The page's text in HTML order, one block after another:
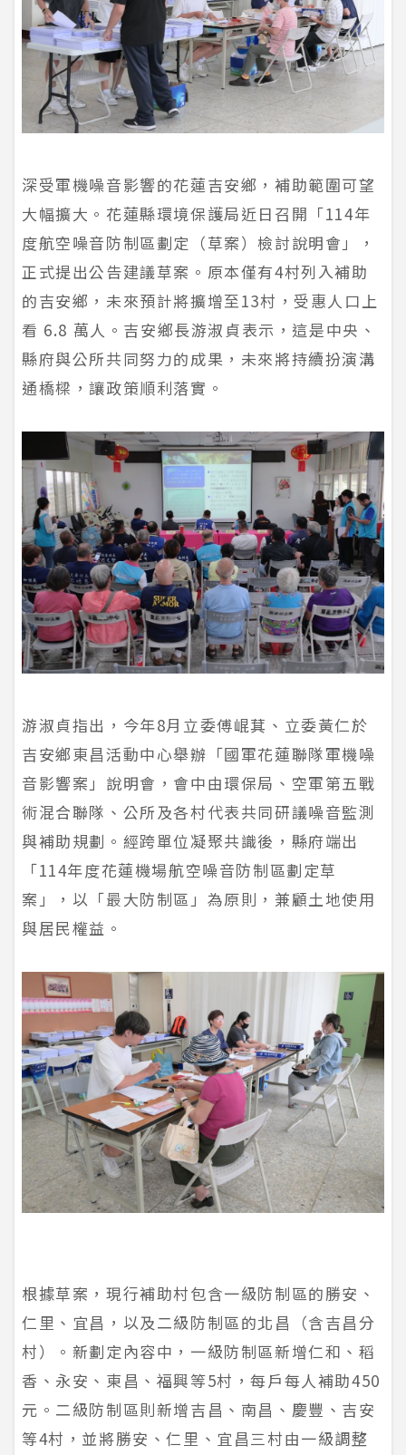
深受軍機噪音影響的花蓮吉安鄉，補助範圍可望
大幅擴大。花蓮縣環境保護局近日召開「114年
度航空噪音防制區劃定（草案）檢討說明會」，
正式提出公告建議草案。原本僅有4村列入補助
的吉安鄉，未來預計將擴增至13村，受惠人口上
看 6.8 萬人。吉安鄉長游淑貞表示，這是中央、
縣府與公所共同努力的成果，未來將持續扮演溝
通橋樑，讓政策順利落實。
游淑貞指出，今年8月立委傅崐萁、立委黃仁於
吉安鄉東昌活動中心舉辦「國軍花蓮聯隊軍機噪
音影響案」說明會，會中由環保局、空軍第五戰
術混合聯隊、公所及各村代表共同研議噪音監測
與補助規劃。經跨單位凝聚共識後，縣府端出
「114年度花蓮機場航空噪音防制區劃定草
案」，以「最大防制區」為原則，兼顧土地使用
與居民權益。
根據草案，現行補助村包含一級防制區的勝安、
仁里、宜昌，以及二級防制區的北昌（含吉昌分
村）。新劃定內容中，一級防制區新增仁和、稻
香、永安、東昌、福興等5村，每戶每人補助450
元。二級防制區則新增吉昌、南昌、慶豐、吉安
等4村，並將勝安、仁里、宜昌三村由一級調整